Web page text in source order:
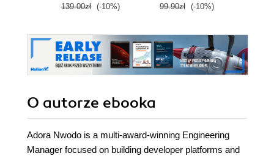
139.00zł (-10%) 99.90zł (-10%)
O autorze ebooka
Adora Nwodo is a multi-award-winning Engineering
Manager focused on building developer platforms and